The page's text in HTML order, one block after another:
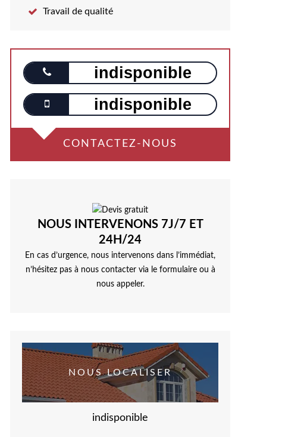
Travail de qualité
indisponible
indisponible
CONTACTEZ-NOUS
NOUS INTERVENONS 7J/7 ET
24H/24
En cas d’urgence, nous intervenons dans l’immédiat,
n’hésitez pas à nous contacter via le formulaire ou à
nous appeler.
NOUS LOCALISER
indisponible